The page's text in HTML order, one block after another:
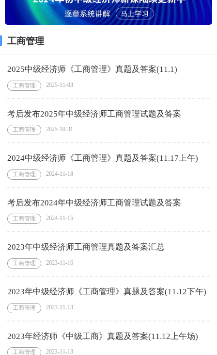
工商管理
2025中级经济师《工商管理》真题及答案(11.1)
工商管理 2025-11-03
考后发布2025年中级经济师工商管理试题及答案
工商管理 2025-10-31
2024中级经济师《工商管理》真题及答案(11.17上午)
工商管理 2024-11-18
考后发布2024年中级经济师工商管理试题及答案
工商管理 2024-11-15
2023年中级经济师工商管理真题及答案汇总
工商管理 2023-11-16
2023年中级经济师《工商管理》真题及答案(11.12下午)
工商管理 2023-11-13
2023年经济师《中级工商》真题及答案(11.12上午场)
工商管理 2023-11-13